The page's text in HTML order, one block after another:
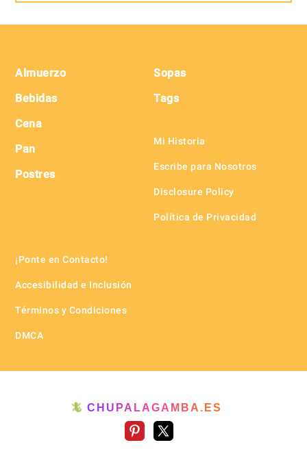
Almuerzo
Bebidas
Cena
Pan
Postres
Sopas
Tags
Mi Historia
Escribe para Nosotros
Disclosure Policy
Política de Privacidad
¡Ponte en Contacto!
Accesibilidad e Inclusión
Términos y Condiciones
DMCA
🦎 CHUPALAGAMBA.ES